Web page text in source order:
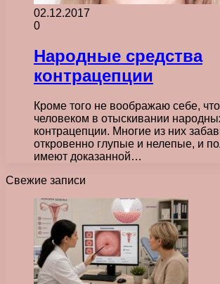
02.12.2017
0
Народные средства
контрацепции
Кроме того не воображаю себе,
человеком в отыскивании
контрацепции. Многие из них
откровенно глупые и нелепые, и
имеют доказанной…
Свежие записи